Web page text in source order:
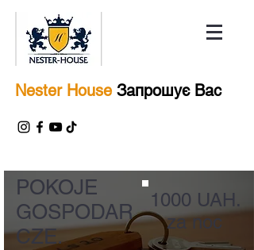
Nester House Запрошує Вас
POKOJE
GOSPODAR
CZE.
1000 UAH.
za noc